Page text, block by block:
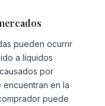
pueden ocurrir
a líquidos
​​por
encuentran en la
puede